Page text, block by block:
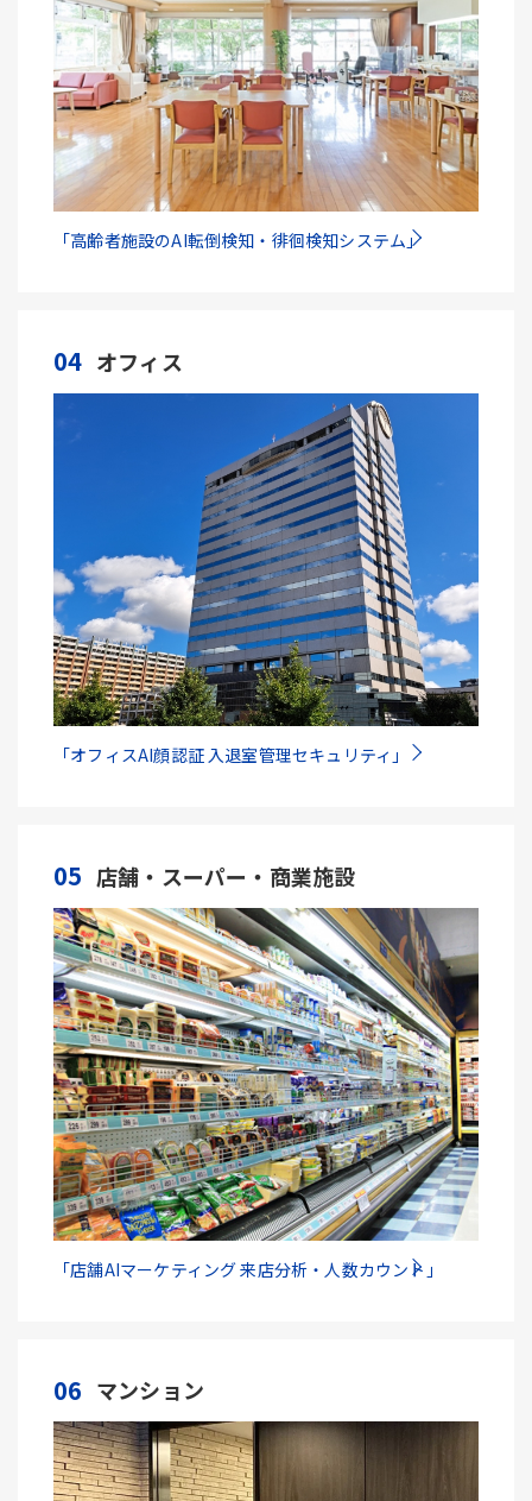
「高齢者施設のAI転倒検知・徘徊検知システム」
04 オフィス
「オフィスAI顔認証 入退室管理セキュリティ」
05 店舗・スーパー・商業施設
「店舗AIマーケティング 来店分析・人数カウント」
06 マンション